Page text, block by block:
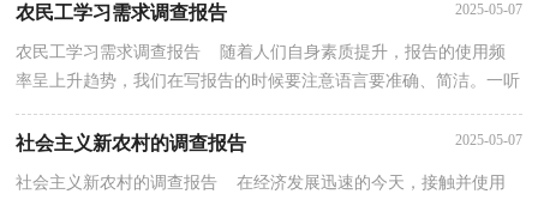
农民工学习需求调查报告 2025-05-07
农民工学习需求调查报告 随着人们自身素质提升，报告的使用频
率呈上升趋势，我们在写报告的时候要注意语言要准确、简洁。一听
到写报告就拖延症懒癌齐复发？以下是小编精心整理...
社会主义新农村的调查报告 2025-05-07
社会主义新农村的调查报告 在经济发展迅速的今天，接触并使用